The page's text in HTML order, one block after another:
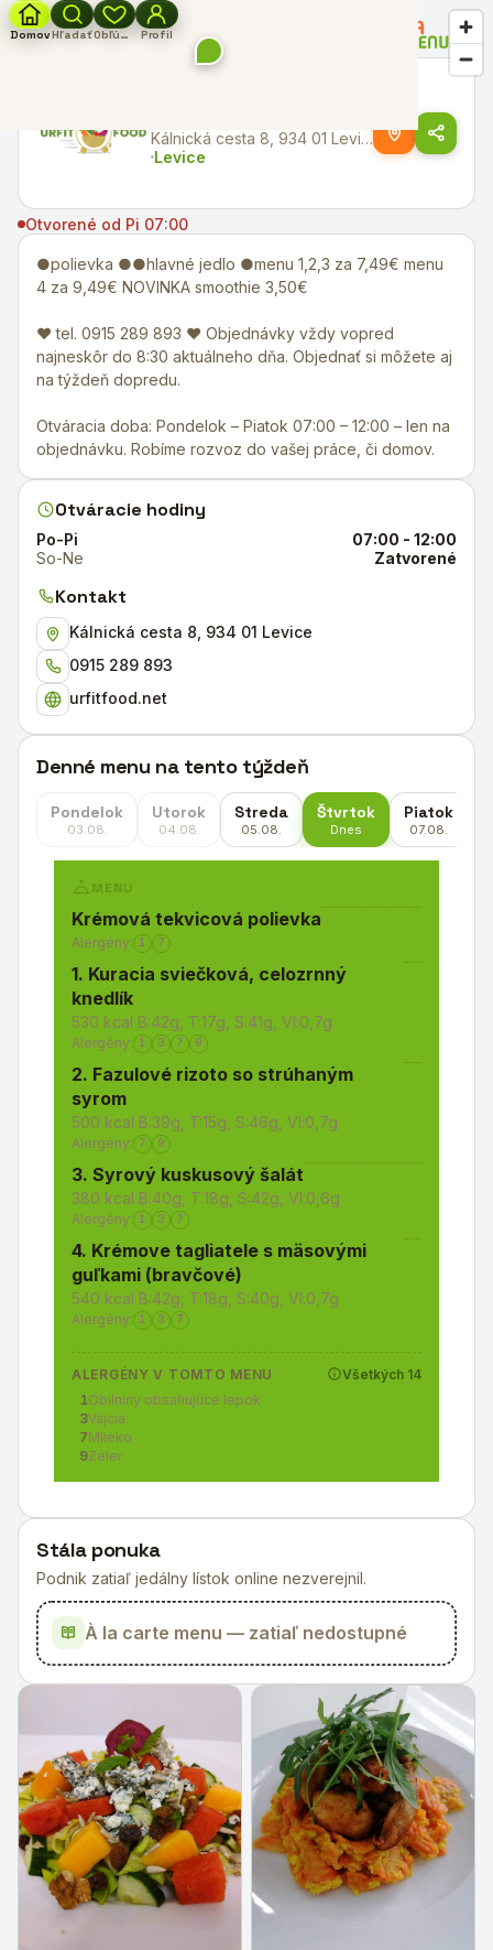
←Späť na všetky reštaurácie
Kálnická cesta 8, 934 01 Levice
Levice
Otvorené od Pi 07:00
●polievka ●●hlavné jedlo ●menu 1,2,3 za 7,49€ menu
4 za 9,49€ NOVINKA smoothie 3,50€
♥ tel. 0915 289 893 ♥ Objednávky vždy vopred
najneskôr do 8:30 aktuálneho dňa. Objednať si môžete aj
na týždeň dopredu.
Otváracia doba: Pondelok – Piatok 07:00 – 12:00 – len na
objednávku. Robíme rozvoz do vašej práce, či domov.
Otváracie hodiny
Po-Pi
07:00 - 12:00
So-Ne
Zatvorené
Kontakt
Kálnická cesta 8, 934 01 Levice
0915 289 893
urfitfood.net
Denné menu na tento týždeň
Pondelok
03.08.
Utorok
04.08.
Streda
05.08.
Štvrtok
Dnes
Piatok
07.08.
MENU
Krémová tekvicová polievka
Alergény: 1 7
1. Kuracia sviečková, celozrnný
knedlík
530 kcal B:42g, T:17g, S:41g, Vl:0,7g
Alergény: 1 3 7 9
2. Fazulové rizoto so strúhaným
syrom
500 kcal B:39g, T:15g, S:46g, Vl:0,7g
Alergény: 7 9
3. Syrový kuskusový šalát
380 kcal B:40g, T:18g, S:42g, Vl:0,6g
Alergény: 1 3 7
4. Krémove tagliatele s mäsovými
guľkami (bravčové)
540 kcal B:42g, T:18g, S:40g, Vl:0,7g
Alergény: 1 3 7
ALERGÉNY V TOMTO MENU
Všetkých 14
1Obilniny obsahujúce lepok
3Vajcia
7Mlieko
9Zeler
Stála ponuka
Podnik zatiaľ jedálny lístok online nezverejnil.
À la carte menu — zatiaľ nedostupné
DomovHľadať Obľúbené Profil